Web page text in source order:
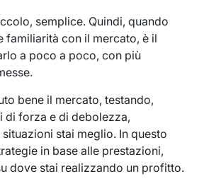
semplice. Quindi, quando
familiarità con il mercato, è il
a poco a poco, con più
bene il mercato, testando,
di forza e di debolezza,
stai meglio. In questo
in base alle prestazioni,
dove stai realizzando un profitto.